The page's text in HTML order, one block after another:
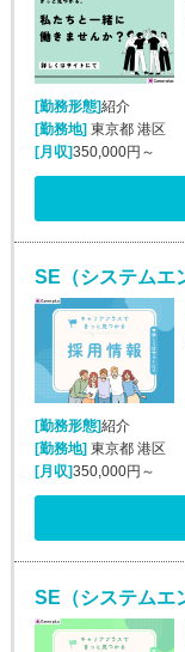
[勤務形態]紹介
[勤務地]東京都 港区
[月収]350,000円～
[勤務形態]紹介
[勤務地] 東京都 港区
[月収]350,000円～